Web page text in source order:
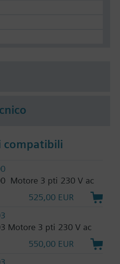
compatibili
Motore 3 pti 230 V ac
525,00 EUR
Motore 3 pti 230 V ac
550,00 EUR